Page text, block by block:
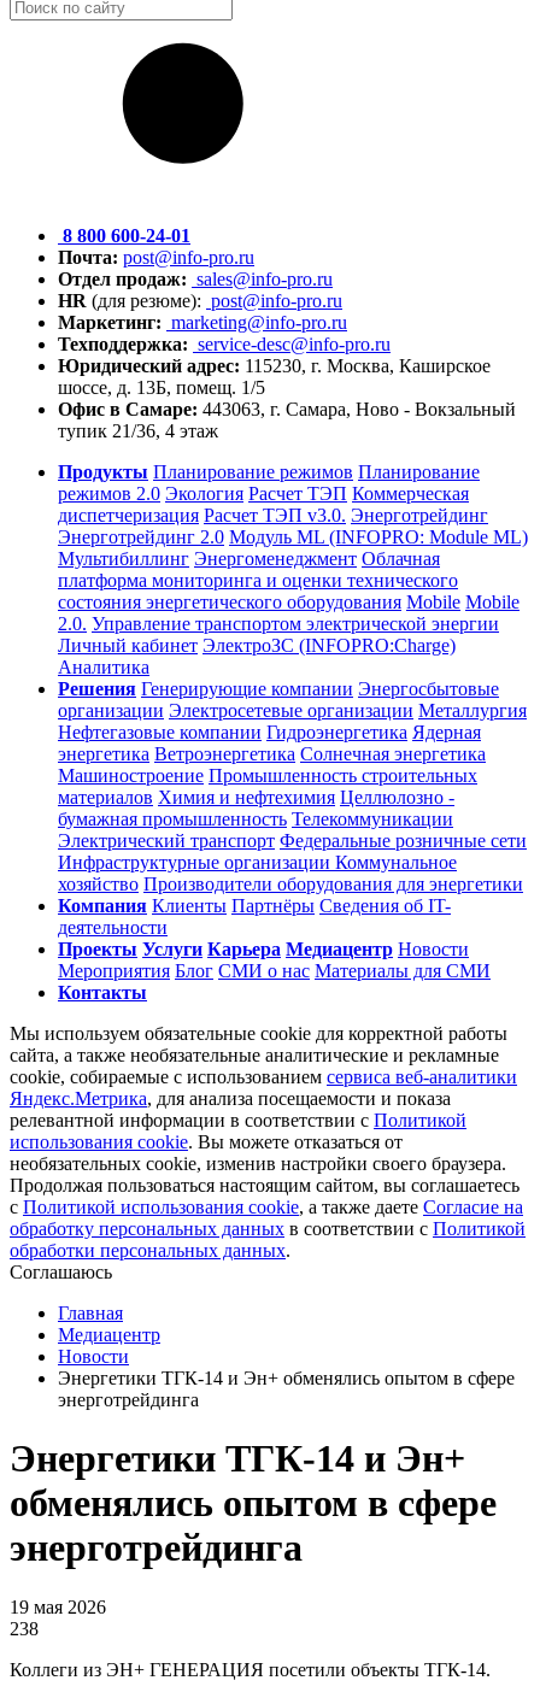
8 800 600-24-01
Почта: post@info-pro.ru
Отдел продаж: sales@info-pro.ru
HR (для резюме): post@info-pro.ru
Маркетинг: marketing@info-pro.ru
Техподдержка: service-desc@info-pro.ru
Юридический адрес: 115230, г. Москва, Каширское
шоссе, д. 13Б, помещ. 1/5
Офис в Самаре: 443063, г. Самара, Ново - Вокзальный
тупик 21/36, 4 этаж
Продукты Планирование режимов Планирование
режимов 2.0 Экология Расчет ТЭП Коммерческая
диспетчеризация Расчет ТЭП v3.0. Энерготрейдинг
Энерготрейдинг 2.0 Модуль ML (INFOPRO: Module ML)
Мультибиллинг Энергоменеджмент Облачная
платформа мониторинга и оценки технического
состояния энергетического оборудования Mobile Mobile
2.0. Управление транспортом электрической энергии
Личный кабинет ЭлектроЗС (INFOPRO:Charge)
Аналитика
Решения Генерирующие компании Энергосбытовые
организации Электросетевые организации Металлургия
Нефтегазовые компании Гидроэнергетика Ядерная
энергетика Ветроэнергетика Солнечная энергетика
Машиностроение Промышленность строительных
материалов Химия и нефтехимия Целлюлозно -
бумажная промышленность Телекоммуникации
Электрический транспорт Федеральные розничные сети
Инфраструктурные организации Коммунальное
хозяйство Производители оборудования для энергетики
Компания Клиенты Партнёры Сведения об IT-
деятельности
Проекты Услуги Карьера Медиацентр Новости
Мероприятия Блог СМИ о нас Материалы для СМИ
Контакты
Мы используем обязательные cookie для корректной работы
сайта, а также необязательные аналитические и рекламные
cookie, собираемые с использованием сервиса веб-аналитики
Яндекс.Метрика, для анализа посещаемости и показа
релевантной информации в соответствии с Политикой
использования cookie. Вы можете отказаться от
необязательных cookie, изменив настройки своего браузера.
Продолжая пользоваться настоящим сайтом, вы соглашаетесь
с Политикой использования cookie, а также даете Cогласие на
обработку персональных данных в соответствии с Политикой
обработки персональных данных.
Соглашаюсь
Главная
Медиацентр
Новости
Энергетики ТГК-14 и Эн+ обменялись опытом в сфере
энерготрейдинга
Энергетики ТГК-14 и Эн+
обменялись опытом в сфере
энерготрейдинга
19 мая 2026
238
Коллеги из ЭН+ ГЕНЕРАЦИЯ посетили объекты ТГК-14.